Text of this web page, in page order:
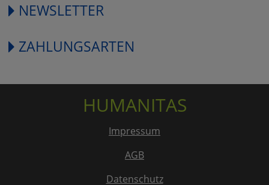
NEWSLETTER
ZAHLUNGSARTEN
HUMANITAS
Impressum
AGB
Datenschutz